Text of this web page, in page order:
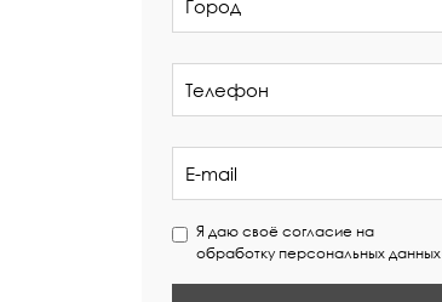
Я даю своё согласие на
обработку персональных данных